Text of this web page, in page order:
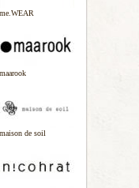
me.WEAR
maarook
maison de soil